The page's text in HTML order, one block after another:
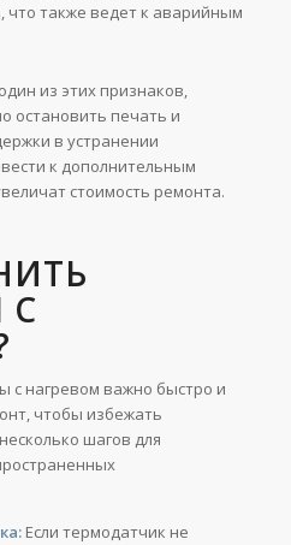
что также ведет к аварийным
из этих признаков,
остановить печать и
в устранении
к дополнительным
стоимость ремонта.
С
с нагревом важно быстро и
чтобы избежать
шагов для
Если термодатчик не